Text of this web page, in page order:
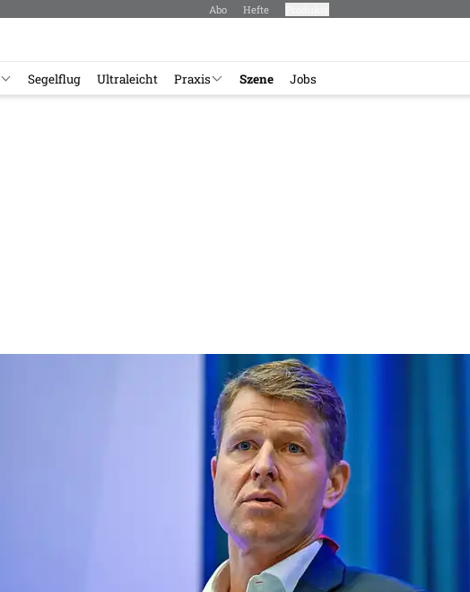
Abo Hefte
Segelflug Ultraleicht Praxis Szene Jobs